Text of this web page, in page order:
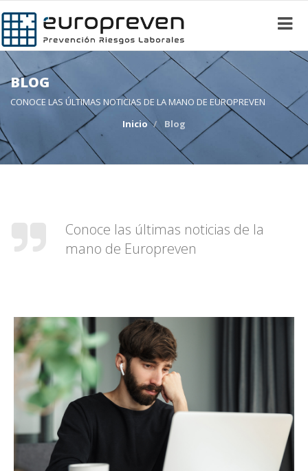
BLOG
CONOCE LAS ÚLTIMAS NOTICIAS DE LA MANO DE EUROPREVEN
Inicio
Blog
Conoce las últimas noticias de la
mano de Europreven